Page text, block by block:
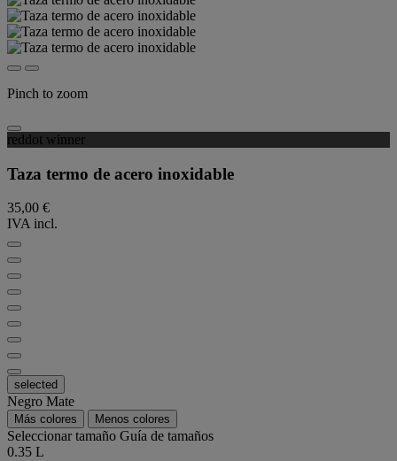
Pinch to zoom
reddot winner
Taza termo de acero inoxidable
35,00 €
IVA incl.
selected
Negro Mate
Más colores Menos colores
Seleccionar tamaño Guía de tamaños
0.35 L